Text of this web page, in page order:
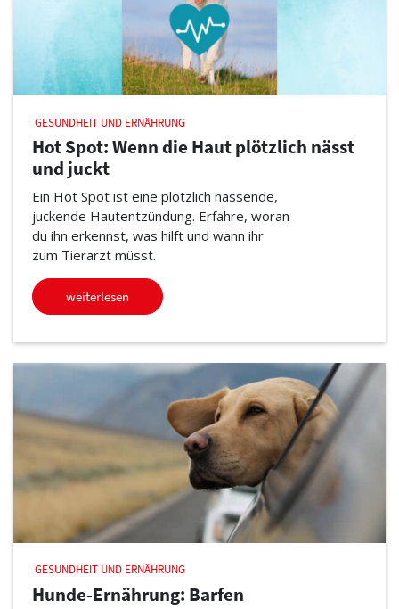
GESUNDHEIT UND ERNÄHRUNG
Hot Spot: Wenn die Haut plötzlich nässt
und juckt
Ein Hot Spot ist eine plötzlich nässende,
juckende Hautentzündung. Erfahre, woran
du ihn erkennst, was hilft und wann ihr
zum Tierarzt müsst.
weiterlesen
GESUNDHEIT UND ERNÄHRUNG
Hunde-Ernährung: Barfen